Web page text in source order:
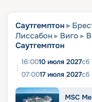
Саутгемптон
Лиссабон
Виго
Саутгемптон
16:0010 июля 2027сб
07:0017 июля 2027сб
MSC